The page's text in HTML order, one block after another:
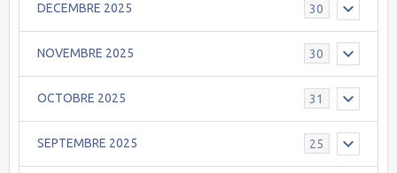
DECEMBRE 2025 30
NOVEMBRE 2025 30
OCTOBRE 2025 31
SEPTEMBRE 2025 25